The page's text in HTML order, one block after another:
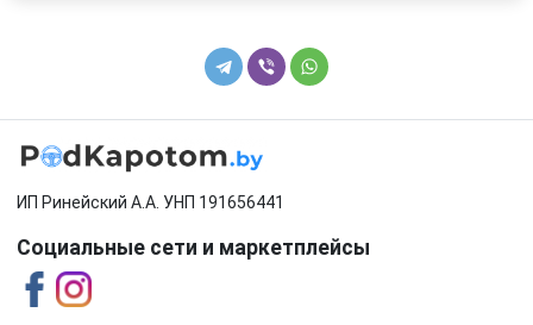
ИП Ринейский А.А. УНП 191656441
Социальные сети и маркетплейсы